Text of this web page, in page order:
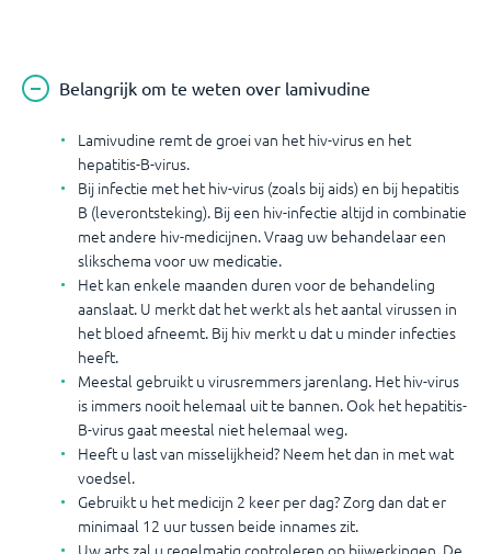
Belangrijk om te weten over lamivudine
Lamivudine remt de groei van het hiv-virus en het
hepatitis-B-virus.
Bij infectie met het hiv-virus (zoals bij aids) en bij hepatitis
B (leverontsteking). Bij een hiv-infectie altijd in combinatie
met andere hiv-medicijnen. Vraag uw behandelaar een
slikschema voor uw medicatie.
Het kan enkele maanden duren voor de behandeling
aanslaat. U merkt dat het werkt als het aantal virussen in
het bloed afneemt. Bij hiv merkt u dat u minder infecties
heeft.
Meestal gebruikt u virusremmers jarenlang. Het hiv-virus
is immers nooit helemaal uit te bannen. Ook het hepatitis-
B-virus gaat meestal niet helemaal weg.
Heeft u last van misselijkheid? Neem het dan in met wat
voedsel.
Gebruikt u het medicijn 2 keer per dag? Zorg dan dat er
minimaal 12 uur tussen beide innames zit.
Uw arts zal u regelmatig controleren op bijwerkingen. De